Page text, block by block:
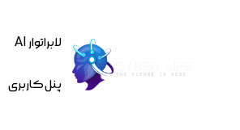
لابراتوار AI
پنل کاربری